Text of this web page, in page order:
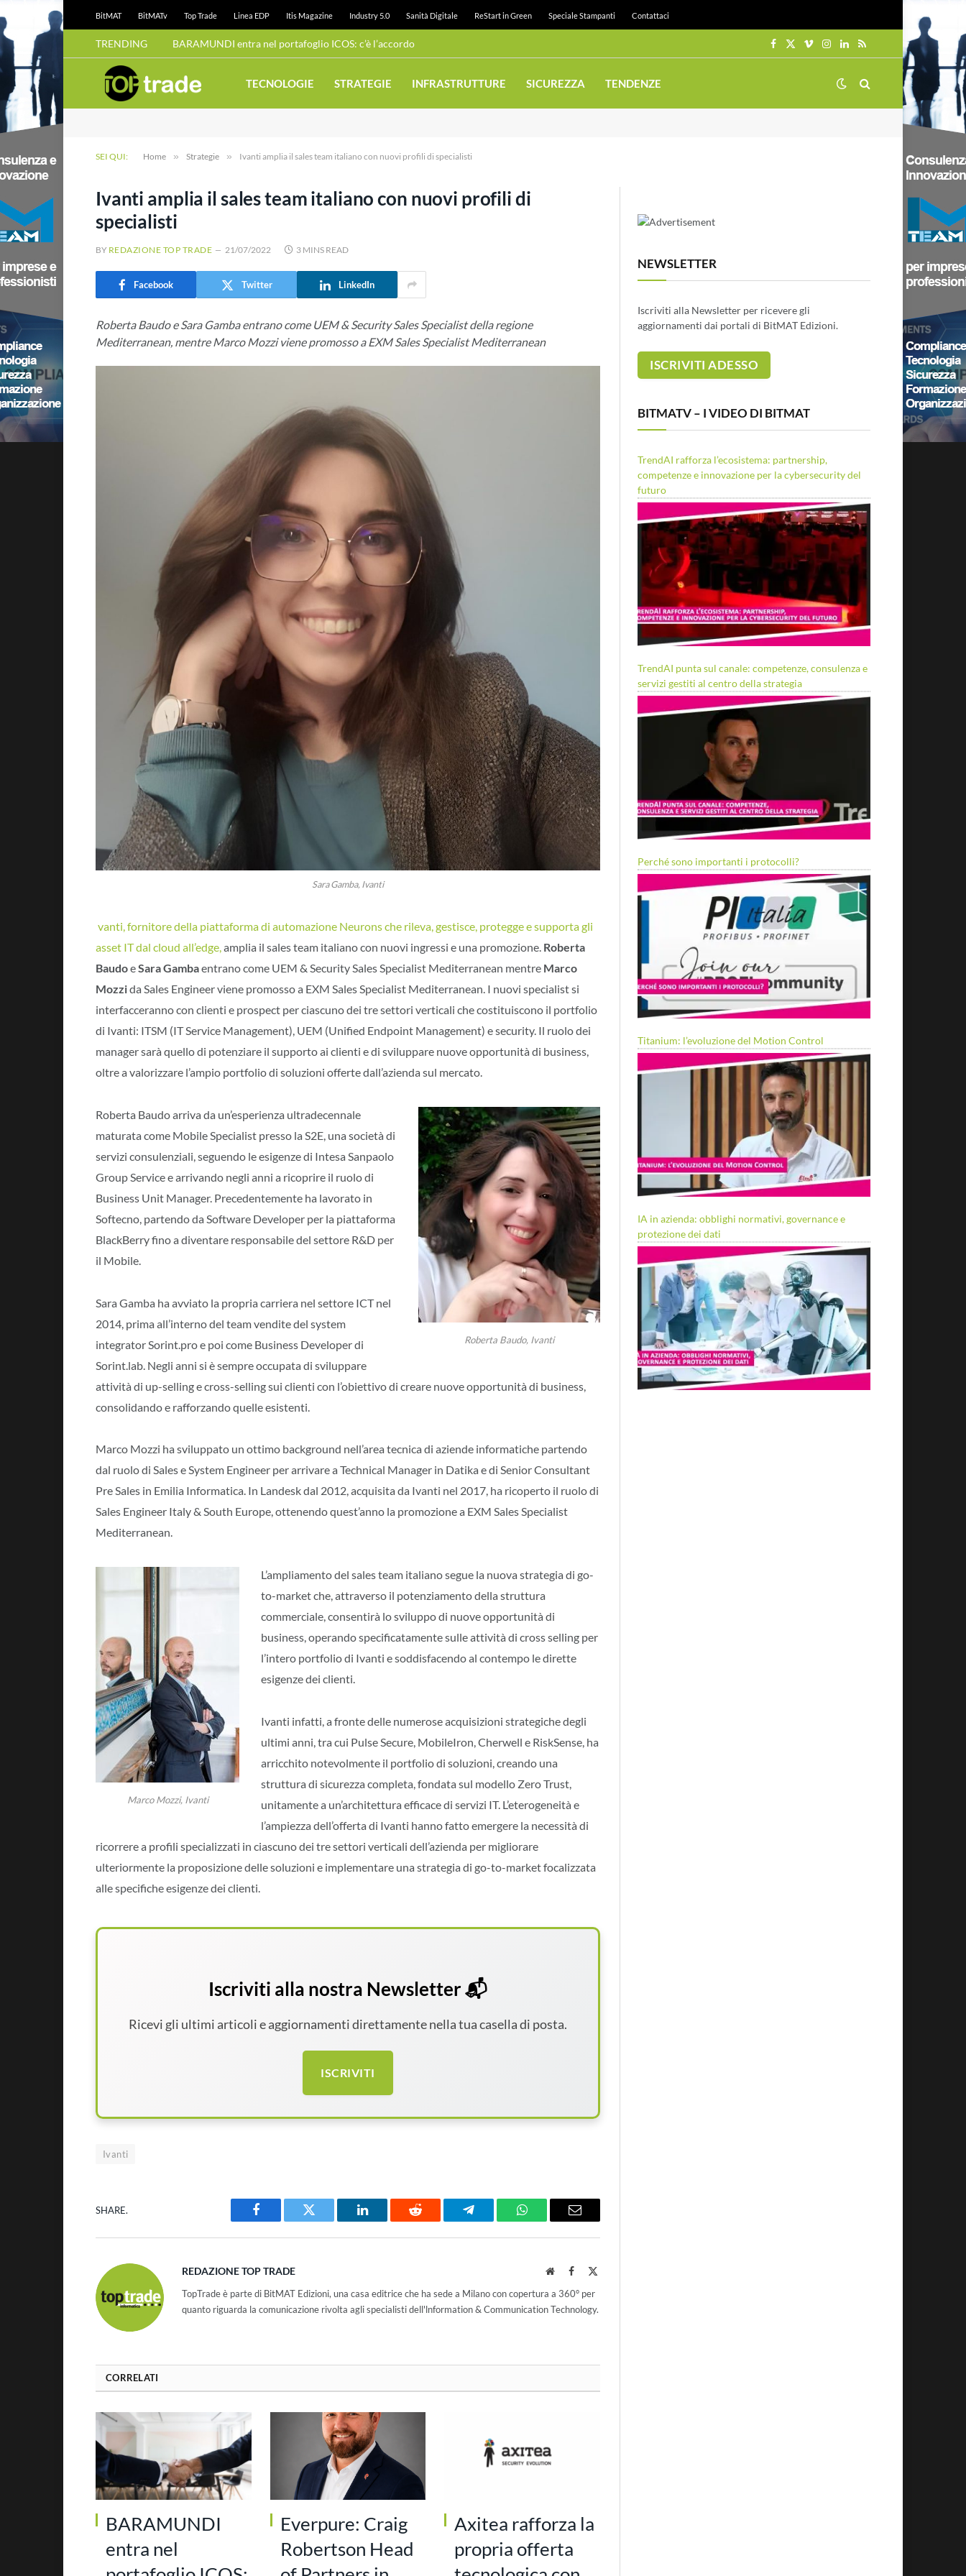
BitMAT BitMATv Top Trade Linea EDP Itis Magazine Industry 5.0 Sanità Digitale ReStart in Green Speciale Stampanti Contattaci
TRENDING BARAMUNDI entra nel portafoglio ICOS: c’è l’accordo
Facebook
X
VimeoInstagram
LinkedIn
RSS
TECNOLOGIE STRATEGIE INFRASTRUTTURE SICUREZZA TENDENZE
SEI QUI: Home » Strategie » Ivanti amplia il sales team italiano con nuovi profili di specialisti
Ivanti amplia il sales team italiano con nuovi profili di
specialisti
BY REDAZIONE TOP TRADE 21/07/2022 3 MINS READ
Facebook Twitter LinkedIn
Roberta Baudo e Sara Gamba entrano come UEM & Security Sales Specialist della regione
Mediterranean, mentre Marco Mozzi viene promosso a EXM Sales Specialist Mediterranean
Sara Gamba, Ivanti
vanti, fornitore della piattaforma di automazione Neurons che rileva, gestisce, protegge e supporta gli
asset IT dal cloud all’edge,amplia il sales team italiano con nuovi ingressi e una promozione. Roberta
BaudoeSara Gambaentrano come UEM & Security Sales Specialist Mediterranean mentre Marco
Mozzida Sales Engineer viene promosso a EXM Sales Specialist Mediterranean. I nuovi specialist si
interfacceranno con clienti e prospect per ciascuno dei tre settori verticali che costituiscono il portfolio
di Ivanti: ITSM (IT Service Management), UEM (Unified Endpoint Management) e security. Il ruolo dei
manager sarà quello di potenziare il supporto ai clienti e di sviluppare nuove opportunità di business,
oltre a valorizzare l’ampio portfolio di soluzioni offerte dall’azienda sul mercato.
Roberta Baudo, Ivanti
Roberta Baudo arriva da un’esperienza ultradecennale
maturata come Mobile Specialist presso la S2E, una società di
servizi consulenziali, seguendo le esigenze di Intesa Sanpaolo
Group Service e arrivando negli anni a ricoprire il ruolo di
Business Unit Manager. Precedentemente ha lavorato in
Softecno, partendo da Software Developer per la piattaforma
BlackBerry fino a diventare responsabile del settore R&D per
il Mobile.
Sara Gamba ha avviato la propria carriera nel settore ICT nel
2014, prima all’interno del team vendite del system
integrator Sorint.pro e poi come Business Developer di
Sorint.lab. Negli anni si è sempre occupata di sviluppare
attività di up-selling e cross-selling sui clienti con l’obiettivo di creare nuove opportunità di business,
consolidando e rafforzando quelle esistenti.
Marco Mozzi ha sviluppato un ottimo background nell’area tecnica di aziende informatiche partendo
dal ruolo di Sales e System Engineer per arrivare a Technical Manager in Datika e di Senior Consultant
Pre Sales in Emilia Informatica. In Landesk dal 2012, acquisita da Ivanti nel 2017, ha ricoperto il ruolo di
Sales Engineer Italy & South Europe, ottenendo quest’anno la promozione a EXM Sales Specialist
Mediterranean.
Marco Mozzi, Ivanti
L’ampliamento del sales team italiano segue la nuova strategia di go-
to-market che, attraverso il potenziamento della struttura
commerciale, consentirà lo sviluppo di nuove opportunità di
business, operando specificatamente sulle attività di cross selling per
l’intero portfolio di Ivanti e soddisfacendo al contempo le dirette
esigenze dei clienti.
Ivanti infatti, a fronte delle numerose acquisizioni strategiche degli
ultimi anni, tra cui Pulse Secure, MobileIron, Cherwell e RiskSense, ha
arricchito notevolmente il portfolio di soluzioni, creando una
struttura di sicurezza completa, fondata sul modello Zero Trust,
unitamente a un’architettura efficace di servizi IT. L’eterogeneità e
l’ampiezza dell’offerta di Ivanti hanno fatto emergere la necessità di
ricorrere a profili specializzati in ciascuno dei tre settori verticali dell’azienda per migliorare
ulteriormente la proposizione delle soluzioni e implementare una strategia di go-to-market focalizzata
alle specifiche esigenze dei clienti.
Iscriviti alla nostra Newsletter 📬
Ricevi gli ultimi articoli e aggiornamenti direttamente nella tua casella di posta.
ISCRIVITI
Ivanti
SHARE.
Facebook Twitter LinkedIn Reddit Telegram WhatsAppEmail
REDAZIONE TOP TRADE WebsiteFacebook
TopTrade è parte di BitMAT Edizioni, una casa editrice che ha sede a Milano con copertura a 360° per
quanto riguarda la comunicazione rivolta agli specialisti dell'lnformation & Communication Technology.
CORRELATI
BARAMUNDI
entra nel
Everpure: Craig
Robertson Head
Axitea rafforza la
propria offerta
NEWSLETTER
Iscriviti alla Newsletter per ricevere gli
aggiornamenti dai portali di BitMAT Edizioni.
BITMATV – I VIDEO DI BITMAT
TrendAI rafforza l’ecosistema: partnership,
competenze e innovazione per la cybersecurity del
futuro
TrendAI punta sul canale: competenze, consulenza e
servizi gestiti al centro della strategia
Perché sono importanti i protocolli?
Titanium: l’evoluzione del Motion Control
IA in azienda: obblighi normativi, governance e
protezione dei dati